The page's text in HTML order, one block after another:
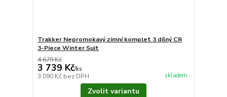
Trakker Nepromokavý zimní komplet 3 dílný CR
3-Piece Winter Suit
4 679 Kč
3 739 Kč/ks
3 090 Kč bez DPH skladem
Zvolit variantu